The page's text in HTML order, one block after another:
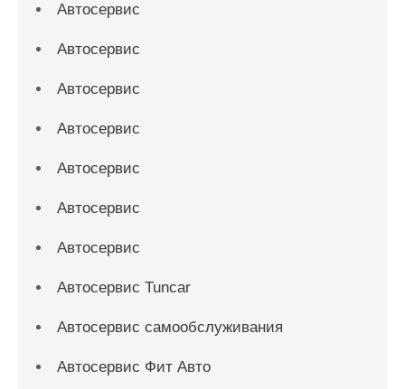
Автосервис
Автосервис
Автосервис
Автосервис
Автосервис
Автосервис
Автосервис
Автосервис Tuncar
Автосервис самообслуживания
Автосервис Фит Авто